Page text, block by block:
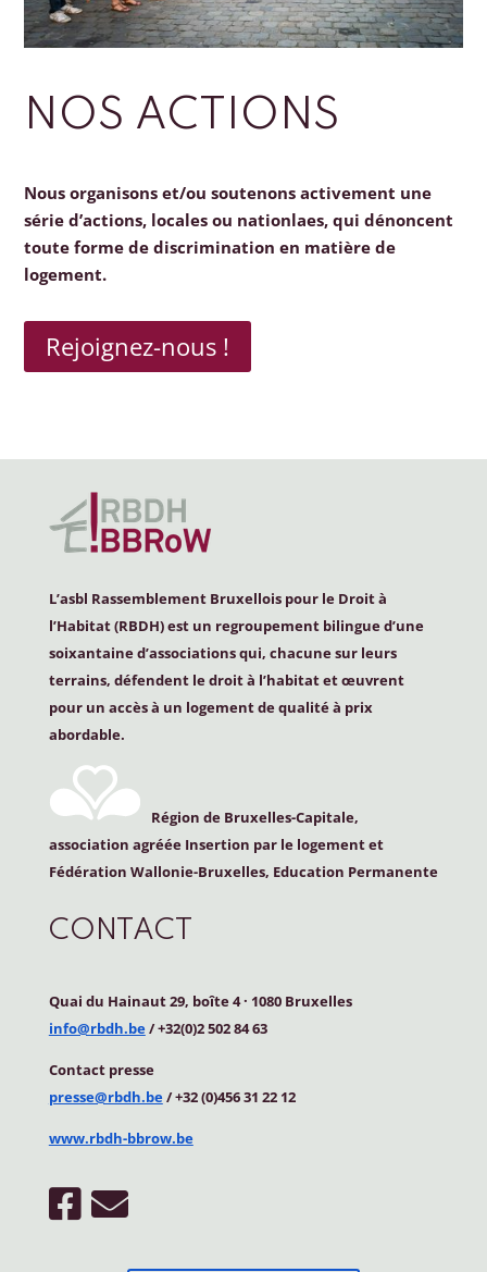
NOS ACTIONS
Nous organisons et/ou soutenons activement une
série d’actions, locales ou nationlaes, qui dénoncent
toute forme de discrimination en matière de
logement.
Rejoignez-nous !
L’asbl Rassemblement Bruxellois pour le Droit à
l’Habitat (RBDH) est un regroupement bilingue d’une
soixantaine d’associations qui, chacune sur leurs
terrains, défendent le droit à l’habitat et œuvrent
pour un accès à un logement de qualité à prix
abordable.
Région de Bruxelles-Capitale,
association agréée Insertion par le logement et
Fédération Wallonie-Bruxelles, Education Permanente
CONTACT
Quai du Hainaut 29, boîte 4· 1080 Bruxelles
info@rbdh.be/ +32(0)2 502 84 63
Contact presse
presse@rbdh.be/ +32 (0)456 31 22 12
www.rbdh-bbrow.be